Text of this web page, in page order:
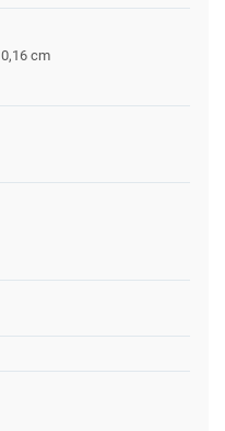
cm